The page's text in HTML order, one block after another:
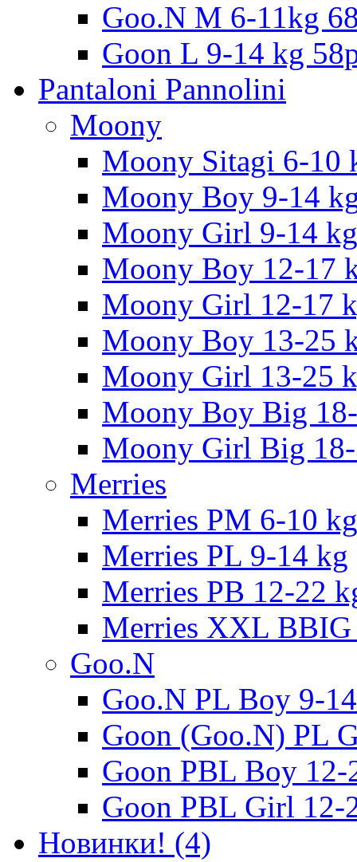
Goo.N M 6-11kg
Goon L 9-14 kg
Pantaloni Pannolini
Moony
Moony Sitagi 6-10
Moony Boy 9-14
Moony Girl 9-14 kg
Moony Boy 12-17
Moony Girl 12-17
Moony Boy 13-25
Moony Girl 13-25
Moony Boy Big
Moony Girl Big
Merries
Merries PM 6-10 kg
Merries PL 9-14 kg
Merries PB 12-22
Merries XXL
Goo.N
Goo.N PL Boy 9-
Goon (Goo.N) PL
Goon PBL Boy 12-
Goon PBL Girl 12-
Новинки! (4)